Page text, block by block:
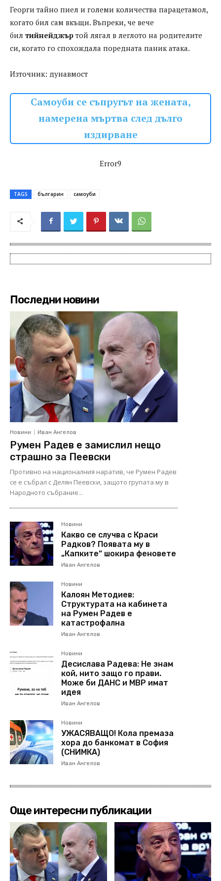
Георги тайно пиел и големи количества парацетамол,
когато бил сам вкъщи. Въпреки, че вече
бил тийнейджър той лягал в леглото на родителите
си, когато го спохождала поредната паник атака.
Източник: дунавмост
Самоуби се съпругът на жената,
намерена мъртва след дълго
издирване
Error9
TAGS българин самоуби
Последни новини
Новини Иван Ангелов
Румен Радев е замислил нещо
страшно за Пеевски
Противно на националния наратив, че Румен Радев
се е събрал с Делян Пеевски, защото групата му в
Народното събрание...
Новини
Какво се случва с Краси
Радков? Появата му в
„Капките“ шокира феновете
Иван Ангелов
Новини
Калоян Методиев:
Структурата на кабинета
на Румен Радев е
катастрофална
Иван Ангелов
Новини
Десислава Радева: Не знам
кой, нито защо го прави.
Може би ДАНС и МВР имат
идея
Иван Ангелов
Новини
УЖАСЯВАЩО! Кола премаза
хора до банкомат в София
(СНИМКА)
Иван Ангелов
Още интересни публикации